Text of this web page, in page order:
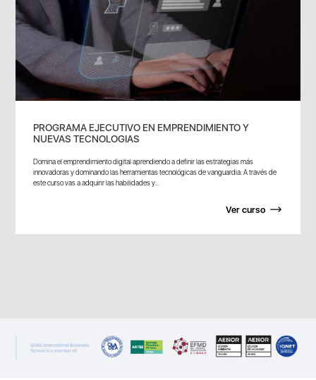
PROGRAMA EJECUTIVO EN EMPRENDIMIENTO Y
NUEVAS TECNOLOGIAS
Domina el emprendimiento digital aprendiendo a definir las estrategias más
innovadoras y dominando las herramientas tecnológicas de vanguardia. A través de
este curso vas a adquirir las habilidades y...
Ver curso